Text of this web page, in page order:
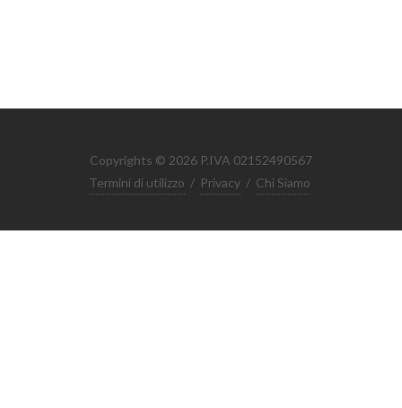
Copyrights © 2026 P.IVA 02152490567
Termini di utilizzo / Privacy / Chi Siamo